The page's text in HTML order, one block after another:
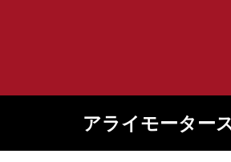
アライモーター